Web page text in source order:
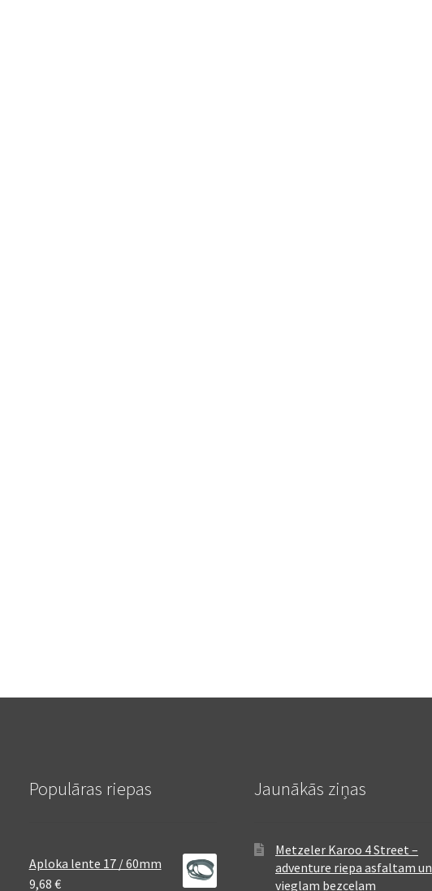
Populāras riepas
Aploka lente 17 / 60mm
9,68 €
Jaunākās ziņas
Metzeler Karoo 4 Street –
adventure riepa asfaltam un
vieglam bezceļam